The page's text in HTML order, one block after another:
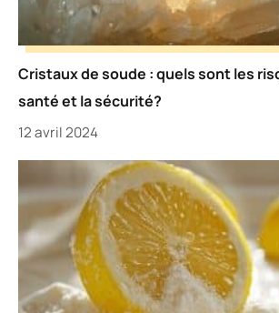
Cristaux de soude : quels sont les
santé et la sécurité?
12 avril 2024